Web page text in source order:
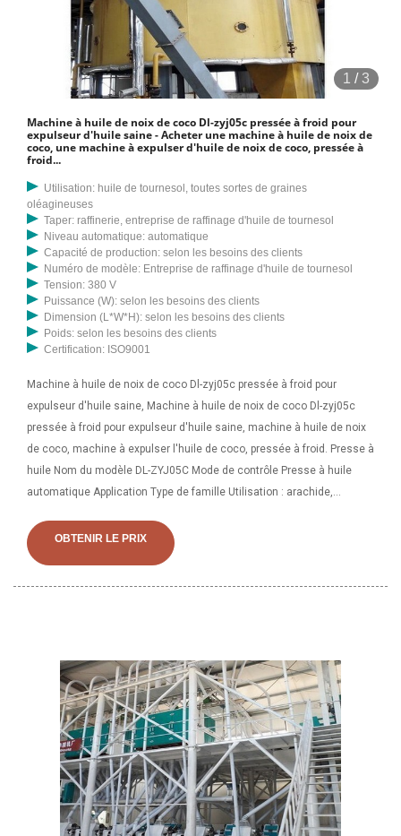
1 /3
Machine à huile de noix de coco Dl-zyj05c pressée à froid pour
expulseur d'huile saine - Acheter une machine à huile de noix de
coco, une machine à expulser d'huile de noix de coco, pressée à
froid...
Utilisation: huile de tournesol, toutes sortes de graines
oléagineuses
Taper: raffinerie, entreprise de raffinage d'huile de tournesol
Niveau automatique: automatique
Capacité de production: selon les besoins des clients
Numéro de modèle: Entreprise de raffinage d'huile de tournesol
Tension: 380 V
Puissance (W): selon les besoins des clients
Dimension (L*W*H): selon les besoins des clients
Poids: selon les besoins des clients
Certification: ISO9001
Machine à huile de noix de coco Dl-zyj05c pressée à froid pour
expulseur d'huile saine, Machine à huile de noix de coco Dl-zyj05c
pressée à froid pour expulseur d'huile saine, machine à huile de noix
de coco, machine à expulser l'huile de coco, pressée à froid. Presse à
huile Nom du modèle DL-ZYJ05C Mode de contrôle Presse à huile
automatique Application Type de famille Utilisation : arachide,
V, 50-60 Hz Puissance 400 W Poids 12 kg Taille de l'emballage 52,2 x
24,5 x 30 cm.
OBTENIR LE PRIX